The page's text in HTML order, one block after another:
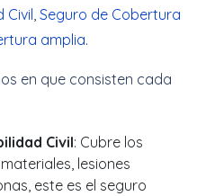
Civil, Seguro de Cobertura
amplia.
en que consisten cada
Civil: Cubre los
lesiones
este es el seguro